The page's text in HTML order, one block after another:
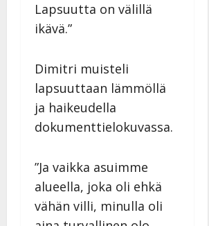
Lapsuutta on välillä
ikävä.”
Dimitri muisteli
lapsuuttaan lämmöllä
ja haikeudella
dokumenttielokuvassa.
”Ja vaikka asuimme
alueella, joka oli ehkä
vähän villi, minulla oli